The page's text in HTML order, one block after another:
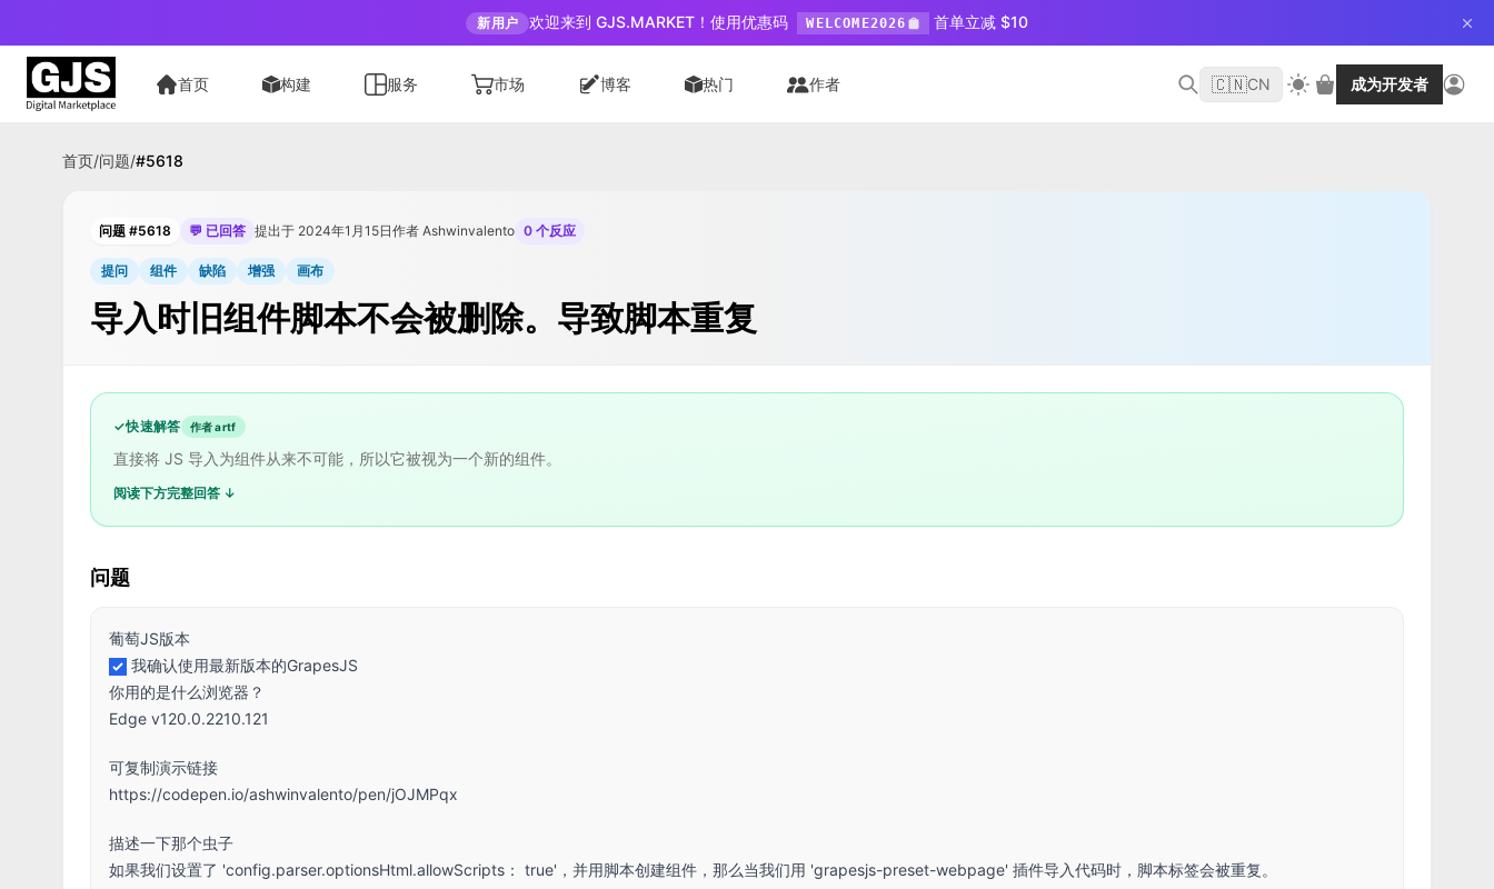
新用户 欢迎来到 GJS.MARKET！使用优惠码 WELCOME2026 首单立减 $10
首页 构建 服务 市场 博客 热门 作者 🇨🇳CN 成为开发者
首页/问题/#5618
问题 #5618 💬 已回答 提出于 2024年1月15日作者 Ashwinvalento 0 个反应
提问 组件 缺陷 增强 画布
导入时旧组件脚本不会被删除。导致脚本重复
✓快速解答 作者 artf
直接将 JS 导入为组件从来不可能，所以它被视为一个新的组件。
阅读下方完整回答 ↓
问题
葡萄JS版本
我确认使用最新版本的GrapesJS
你用的是什么浏览器？
Edge v120.0.2210.121
可复制演示链接
https://codepen.io/ashwinvalento/pen/jOJMPqx
描述一下那个虫子
如果我们设置了 'config.parser.optionsHtml.allowScripts： true'，并用脚本创建组件，那么当我们用 'grapesjs-preset-webpage' 插件导入代码时，脚本标签会被重复。